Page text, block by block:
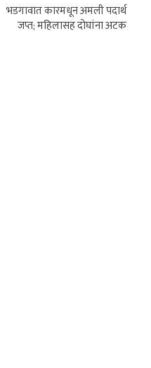
भडगावात कारमधून अमली पदार्थ
जप्त; महिलासह दोघांना अटक